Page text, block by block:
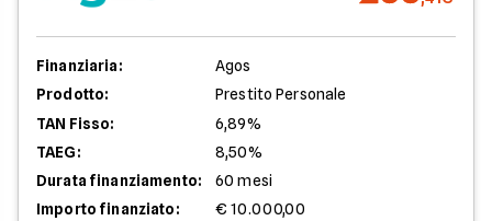
Finanziaria:
Agos
Prodotto:
Prestito Personale
TAN Fisso:
6,89%
TAEG:
8,50%
Durata finanziamento:
60 mesi
Importo finanziato:
€ 10.000,00